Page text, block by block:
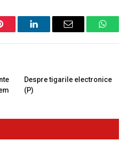
LinkedInEmail
Despre tigarile electronice
(P)